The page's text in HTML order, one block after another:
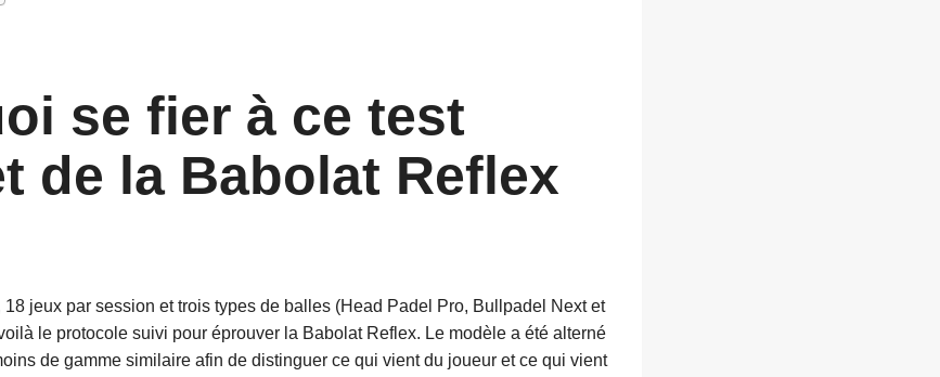
se fier à ce test
de la Babolat Reflex
jeux par session et trois types de balles (Head Padel Pro, Bullpadel Next et
le protocole suivi pour éprouver la Babolat Reflex. Le modèle a été alterné
de gamme similaire afin de distinguer ce qui vient du joueur et ce qui vient